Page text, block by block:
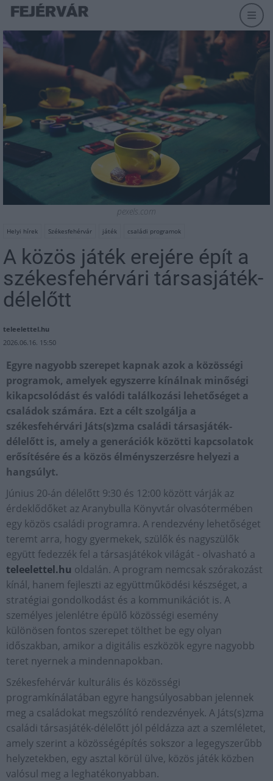
pexels.com
Helyi hírek Székesfehérvár játék családi programok
A közös játék erejére épít a
székesfehérvári társasjáték-
délelőtt
teleelettel.hu
2026.06.16. 15:50
Egyre nagyobb szerepet kapnak azok a közösségi
programok, amelyek egyszerre kínálnak minőségi
kikapcsolódást és valódi találkozási lehetőséget a
családok számára. Ezt a célt szolgálja a
székesfehérvári Játs(s)zma családi társasjáték-
délelőtt is, amely a generációk közötti kapcsolatok
erősítésére és a közös élményszerzésre helyezi a
hangsúlyt.
Június 20-án délelőtt 9:30 és 12:00 között várják az
érdeklődőket az Aranybulla Könyvtár olvasótermében
egy közös családi programra. A rendezvény lehetőséget
teremt arra, hogy gyermekek, szülők és nagyszülők
együtt fedezzék fel a társasjátékok világát - olvasható a
teleelettel.hu oldalán. A program nemcsak szórakozást
kínál, hanem fejleszti az együttműködési készséget, a
stratégiai gondolkodást és a kommunikációt is. A
személyes jelenlétre épülő közösségi esemény
különösen fontos szerepet tölthet be egy olyan
időszakban, amikor a digitális eszközök egyre nagyobb
teret nyernek a mindennapokban.
Székesfehérvár kulturális és közösségi
programkínálatában egyre hangsúlyosabban jelennek
meg a családokat megszólító rendezvények. A Játs(s)zma
családi társasjáték-délelőtt jól példázza azt a szemléletet,
amely szerint a közösségépítés sokszor a legegyszerűbb
helyzetekben, egy asztal körül ülve, közös játék közben
valósul meg a leghatékonyabban.